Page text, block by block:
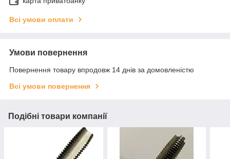
Всі умови оплати
Умови повернення
Повернення товару впродовж 14 днів за домовленістю
Всі умови повернення
Подібні товари компанії